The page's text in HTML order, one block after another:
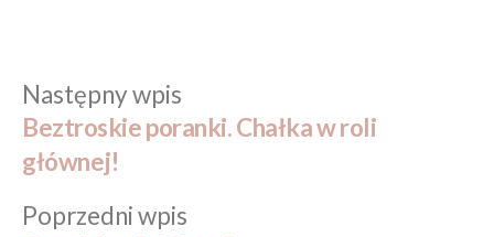
Nawigacja
wpisu
Poprzedni wpis
Następny wpis
wpis:
Beztroskie poranki. Chałka w roli
głównej!